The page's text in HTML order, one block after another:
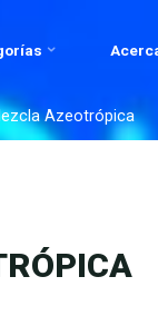
Azeotrópica